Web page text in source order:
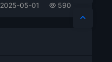
2025-05-01 590